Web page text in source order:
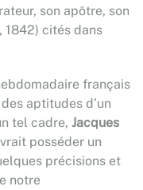
son apôtre, son
1842) cités dans
français
aptitudes d’un
tel cadre, Jacques
posséder un
précisions et
notre